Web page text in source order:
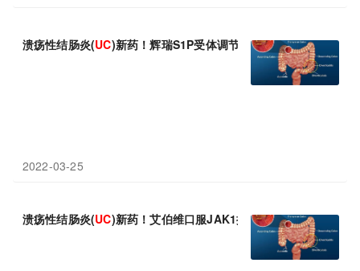
溃疡性结肠炎(UC)新药！辉瑞S1P受体调节剂etrasimod 3期临床
2022-03-25
溃疡性结肠炎(UC)新药！艾伯维口服JAK1抑制剂Rinvoq(乌帕替